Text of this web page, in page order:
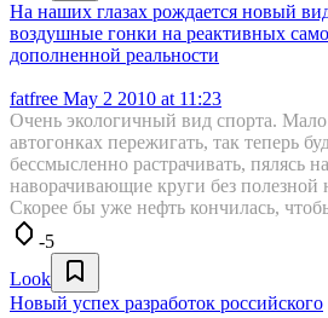
На наших глазах рождается новый
воздушные гонки на реактивных
дополненной реальности
fatfree May 2 2010 at 11:23
Очень экологичный вид спорта.
автогонках пережигать, так теперь
бессмысленно растрачивать, пялясь
наворачивающие круги без полезной
Скорее бы уже нефть кончилась,
-5
Look
Новый успех разработок российского